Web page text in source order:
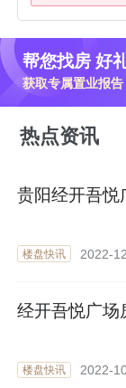
帮您找房 好
获取专属置业报
热点资讯
贵阳经开吾悦
楼盘快讯 2022-
经开吾悦广场
楼盘快讯 2022-